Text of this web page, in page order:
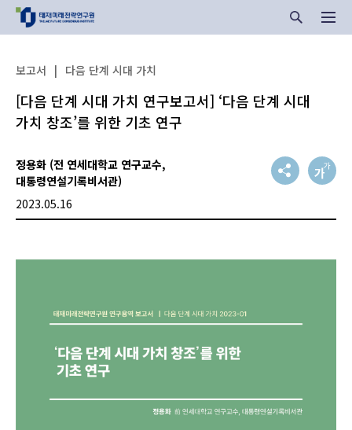
보고서 | 다음 단계 시대 가치
[다음 단계 시대 가치 연구보고서] ‘다음 단계 시대
가치 창조’를 위한 기초 연구
정용화 (전 연세대학교 연구교수,
대통령연설기록비서관)
2023.05.16